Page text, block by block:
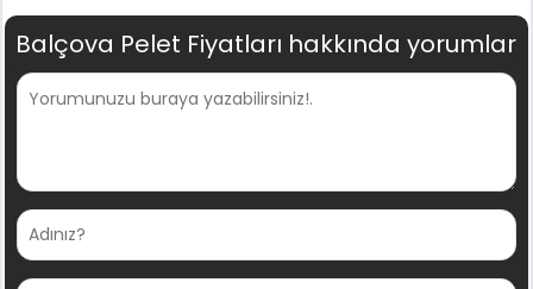
Balçova Pelet Fiyatları hakkında yorumlar